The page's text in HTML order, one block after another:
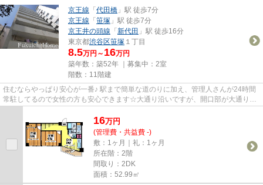
京王線 「代田橋 」駅 徒歩7分
京王線 「笹塚 」駅 徒歩7分
京王井の頭線 「新代田 」駅 徒歩16分
東京都渋谷区笹塚 １丁目
8.5万円～ 16万円
築年数：築52年 ｜募集中： 2室
階数：11階建
住むならやっぱり安心が一番♪ 駅まで簡単な道のりに加え、管理人さんが24時間
常駐してるので女性の方も安心できます☆大通り沿いですが、開口部が大通りに
面してないので音もさほど気に...
16万円
(管理費・共益費 -)
敷：1ヶ月｜礼：1ヶ月
所在階：2階
間取り：2DK
面積：52.99㎡